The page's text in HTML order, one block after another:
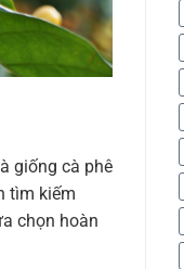
giống cà phê
tìm kiếm
chọn hoàn